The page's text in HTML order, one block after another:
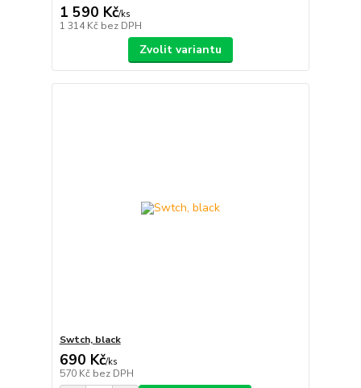
1 590 Kč/ks
1 314 Kč bez DPH
Zvolit variantu
Swtch, black
690 Kč/ks
570 Kč bez DPH